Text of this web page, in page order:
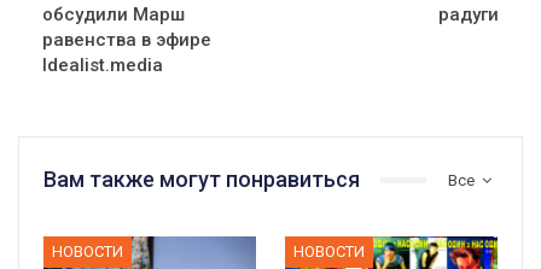
обсудили Марш
равенства в эфире
Idealist.media
радуги
Все
Вам также могут понравиться
НОВОСТИ НОВОСТИ